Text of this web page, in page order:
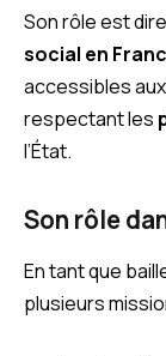
Son rôle est
social en
accessibles
respectant les
l’État.
Son rôle
En tant que
plusieurs